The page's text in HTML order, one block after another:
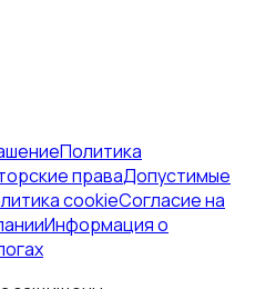
Политика
праваДопустимые
cookieСогласие на
Информация о